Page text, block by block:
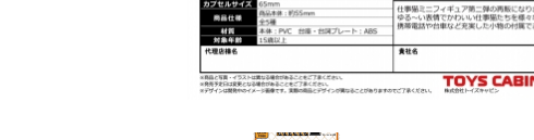
06-6282-7659